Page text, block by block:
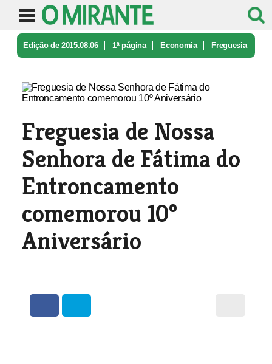
Edição de 2015.08.06 1ª página Economia Freguesia
Freguesia de Nossa
Senhora de Fátima do
Entroncamento
comemorou 10º
Aniversário